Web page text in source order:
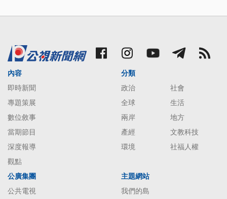
內容
即時新聞
專題策展
數位敘事
當期節目
深度報導
觀點
分類
政治
社會
全球
生活
兩岸
地方
產經
文教科技
環境
社福人權
公廣集團
公共電視
主題網站
我們的島